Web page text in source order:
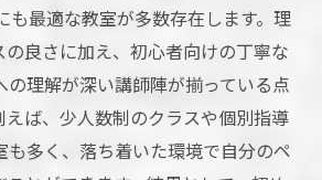
も最適な教室が多数存在します。理
の良さに加え、初心者向けの丁寧な
理解が深い講師陣が揃っている点
ば、少人数制のクラスや個別指導
も多く、落ち着いた環境で自分のペ